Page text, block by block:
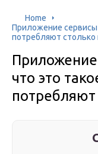
Home
Приложение сервисы
потребляют столько
что это
потребляют